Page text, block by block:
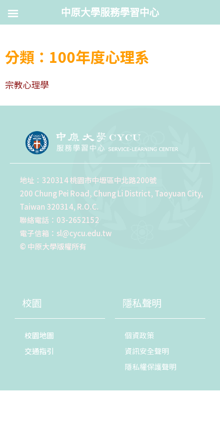
分類：100年度心理系
宗教心理學
地址：320314 桃園市中壢區中北路200號
200 Chung Pei Road, Chung Li District, Taoyuan City,
Taiwan 320314, R.O.C.
聯絡電話：03-2652152
電子信箱：sl@cycu.edu.tw
© 中原大學版權所有
校園
校園地圖
交通指引
隱私聲明
個資政策
資訊安全聲明
隱私權保護聲明
中原大學服務學習中心